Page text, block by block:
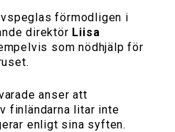
förmodligen i
direktör Liisa
som nödhjälp för
anser att
finländarna litar inte
enligt sina syften.